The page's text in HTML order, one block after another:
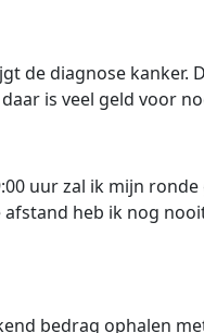
de diagnose kanker.
is veel geld voor
uur zal ik mijn
heb ik nog
bedrag ophalen